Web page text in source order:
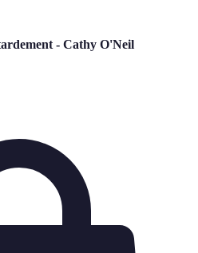
- Cathy O'Neil